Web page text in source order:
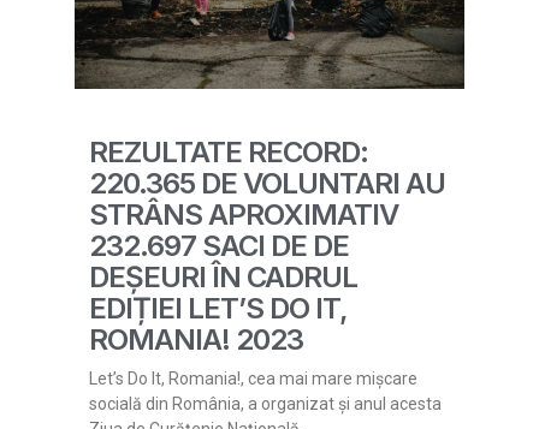
REZULTATE RECORD:
220.365 DE VOLUNTARI AU
STRÂNS APROXIMATIV
232.697 SACI DE DE
DEȘEURI ÎN CADRUL
EDIȚIEI LET’S DO IT,
ROMANIA! 2023
Let’s Do It, Romania!, cea mai mare mișcare
socială din România, a organizat și anul acesta